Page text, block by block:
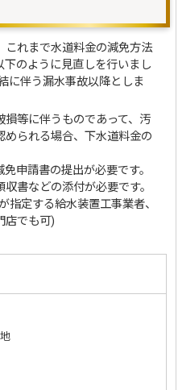
れまで水道料金の減免方法
のように見直しを行いまし
に伴う漏水事故以降としま
等に伴うものであって、汚
られる場合、下水道料金の
申請書の提出が必要です。
書などの添付が必要です。
指定する給水装置工事業者、
店でも可)